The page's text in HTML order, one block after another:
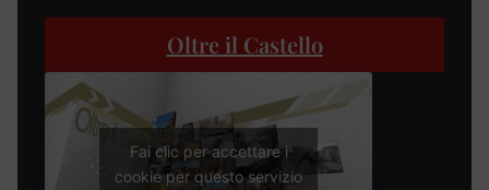
Oltre il Castello
Fai clic per accettare i
cookie per questo servizio